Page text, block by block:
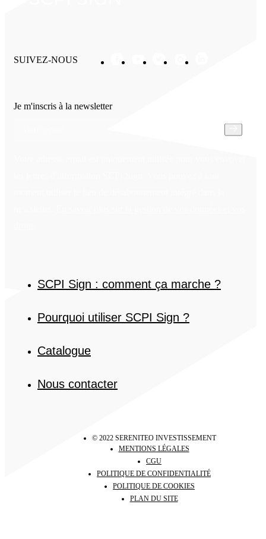
SUIVEZ-NOUS
Je m'inscris à la newsletter
SCPI Sign : comment ça marche ?
Pourquoi utiliser SCPI Sign ?
Catalogue
Nous contacter
© 2022 SERENITEO INVESTISSEMENT
MENTIONS LÉGALES
CGU
POLITIQUE DE CONFIDENTIALITÉ
POLITIQUE DE COOKIES
PLAN DU SITE